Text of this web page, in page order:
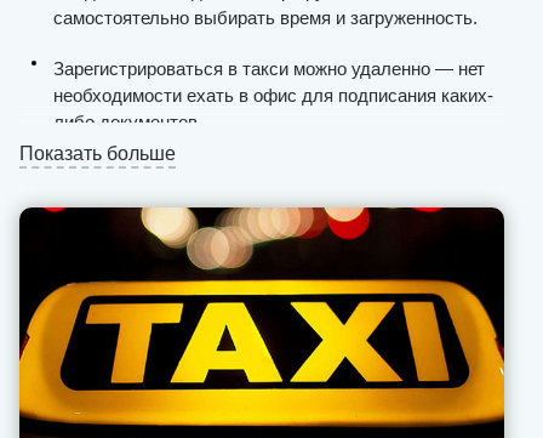
самостоятельно выбирать время и загруженность.
Зарегистрироваться в такси можно удаленно — нет
необходимости ехать в офис для подписания каких-
либо документов.
Таксисты получают стабильный поток пассажиров
круглосуточно, процесс поиска клиентов по городу
максимально упрощен.
Выплаты проводятся ежедневно и без задержек, мы
не взимаем комиссию с «чаевых» и «бонусов» (это
всегда фиксированное значение).
Вся финансовая отчетность открыта для таксиста в
приложении на смартфоне или планшете.
Показать больше